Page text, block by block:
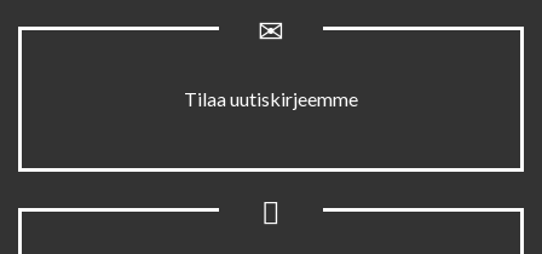
Tilaa uutiskirjeemme